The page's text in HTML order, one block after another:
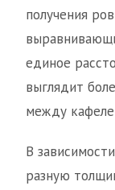
получения
единое
выглядит
между
В
разную